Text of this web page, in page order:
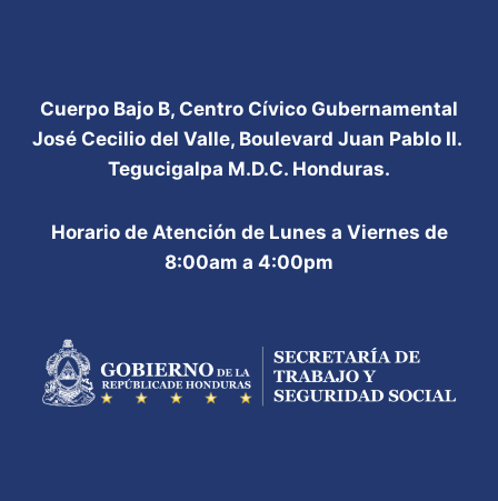
Cuerpo Bajo B, Centro Cívico Gubernamental
José Cecilio del Valle, Boulevard Juan Pablo II.
Tegucigalpa M.D.C. Honduras.
Horario de Atención de Lunes a Viernes de
8:00am a 4:00pm